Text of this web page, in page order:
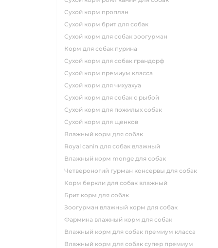
сухой корм проплан
сухой корм брит для собак
сухой корм для собак зоогурман
корм для собак пурина
сухой корм для собак грандорф
сухой корм премиум класса
сухой корм для чихуахуа
сухой корм для собак с рыбой
сухой корм для пожилых собак
сухой корм для щенков
влажный корм для собак
royal canin для собак влажный
влажный корм monge для собак
четвероногий гурман консервы для собак
корм беркли для собак влажный
брит корм для собак
зоогурман влажный корм для собак
фармина влажный корм для собак
влажный корм для собак премиум класса
влажный корм для собак супер премиум